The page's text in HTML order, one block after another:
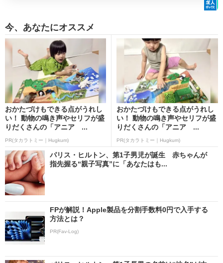
今、あなたにオススメ
おかたづけもできる点がうれし
い！ 動物の鳴き声やセリフが盛
りだくさんの「アニア ...
PR(タカラトミー｜Hugkum)
おかたづけもできる点がうれし
い！ 動物の鳴き声やセリフが盛
りだくさんの「アニア ...
PR(タカラトミー｜Hugkum)
パリス・ヒルトン、第1子男児が誕生 赤ちゃんが
指先握る“親子写真”に「あなたはも...
FPが解説！Apple製品を分割手数料0円で入手する
方法とは？
PR(Fav-Log)